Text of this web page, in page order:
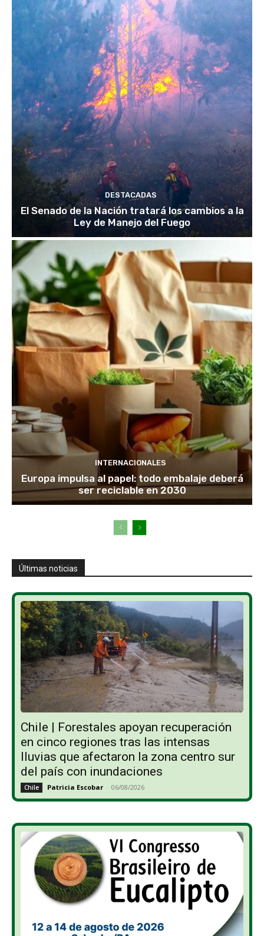
DESTACADAS
El Senado de la Nación tratará los cambios a la
Ley de Manejo del Fuego
INTERNACIONALES
Europa impulsa al papel: todo embalaje deberá
ser reciclable en 2030
Últimas noticias
Chile | Forestales apoyan recuperación
en cinco regiones tras las intensas
lluvias que afectaron la zona centro sur
del país con inundaciones
Chile Patricia Escobar - 06/08/2026